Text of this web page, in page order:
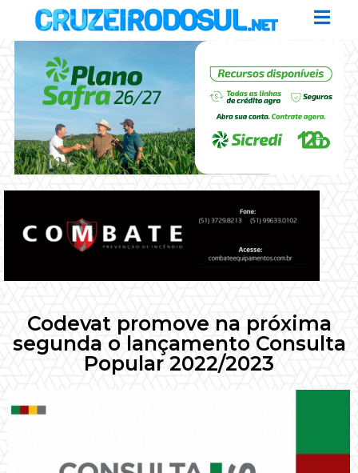
Codevat promove na próxima
segunda o lançamento Consulta
Popular 2022/2023